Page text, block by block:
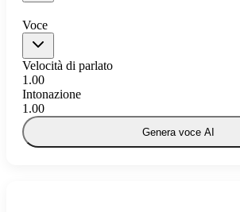
Voce
Velocità di parlato
1.00
Intonazione
1.00
Genera voce AI